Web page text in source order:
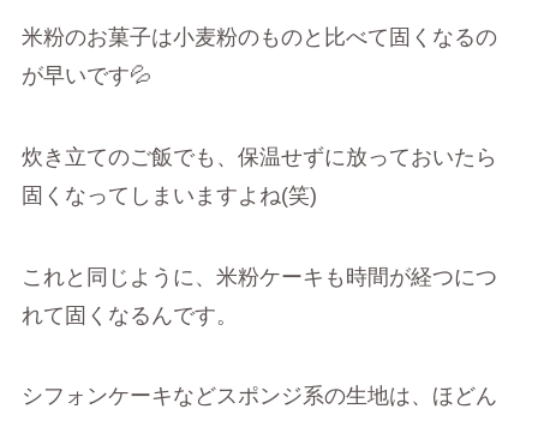
米粉のお菓子は小麦粉のものと比べて固くなるの
が早いです💦
炊き立てのご飯でも、保温せずに放っておいたら
固くなってしまいますよね(笑)
これと同じように、米粉ケーキも時間が経つにつ
れて固くなるんです。
シフォンケーキなどスポンジ系の生地は、ほどん